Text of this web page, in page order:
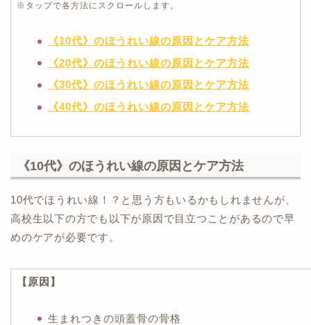
※タップで各方法にスクロールします。
《10代》のほうれい線の原因とケア方法
《20代》のほうれい線の原因とケア方法
《30代》のほうれい線の原因とケア方法
《40代》のほうれい線の原因とケア方法
《10代》のほうれい線の原因とケア方法
10代でほうれい線！？と思う方もいるかもしれませんが、
高校生以下の方でも以下が原因で目立つことがあるので早
めのケアが必要です。
【原因】
生まれつきの頭蓋骨の骨格